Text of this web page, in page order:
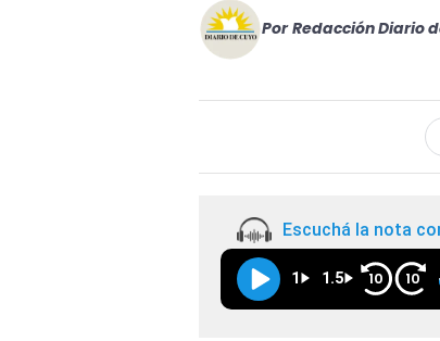
Por Redacción Diario
Escuchá la nota
1 1.5 10 10